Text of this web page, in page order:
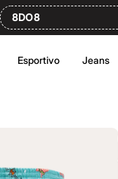
8DO8
Esportivo Jeans